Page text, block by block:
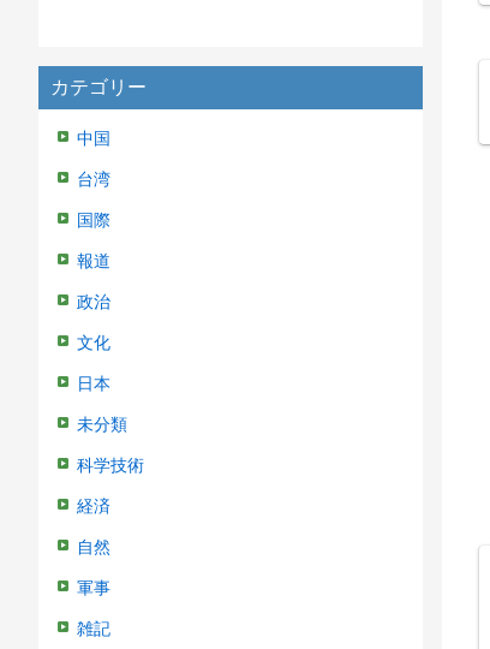
カテゴリー
中国
台湾
国際
報道
政治
文化
日本
未分類
科学技術
経済
自然
軍事
雑記